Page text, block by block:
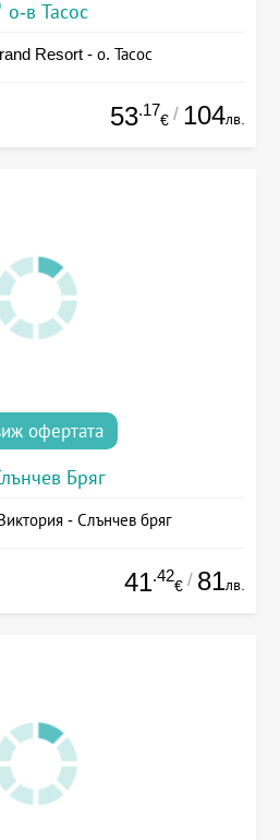
о-в Тасос
Resort - о. Тасос
53.17
€ / 104лв.
офертата
Бряг
- Слънчев бряг
41.42
€ / 81лв.